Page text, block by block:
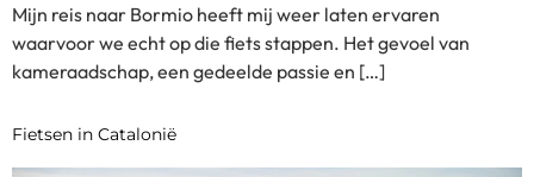
Mijn reis naar Bormio heeft mij weer laten ervaren
waarvoor we echt op die fiets stappen. Het gevoel van
kameraadschap, een gedeelde passie en […]
Fietsen in Catalonië